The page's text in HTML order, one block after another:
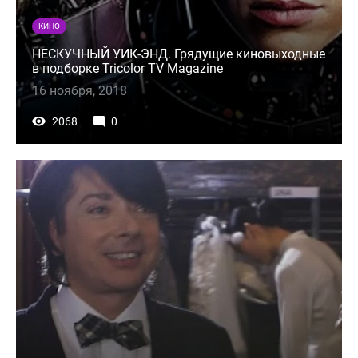
КИНО
НЕСКУЧНЫЙ УИК-ЭНД. Грядущие киновыходные
в подборке Tricolor TV Magazine
16 ноября, 2018
2068 0